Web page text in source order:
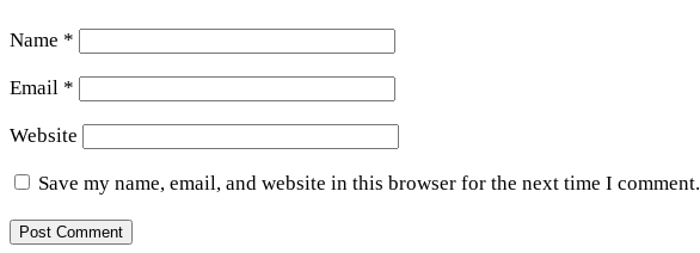
Name *
Email *
Website
Save my name, email, and website in this browser for the next time I comment.